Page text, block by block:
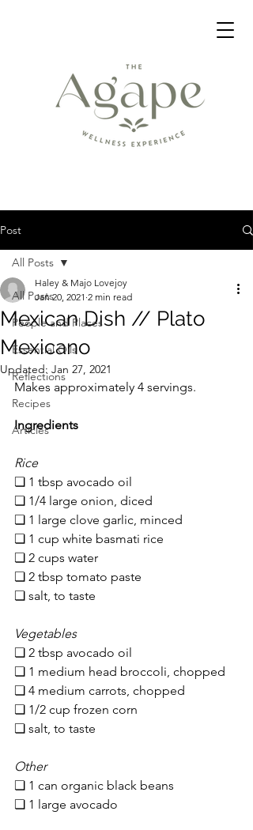
Post
All Posts
People and Places
Essential Oils
Reflections
Recipes
Articles
All Posts
Mexican Dish // Plato
Mexicano
Haley & Majo Lovejoy
Jan 20, 2021 2 min read
Updated: Jan 27, 2021
Makes approximately 4 servings.
Ingredients
Rice
❏ 1 tbsp avocado oil
❏ 1/4 large onion, diced
❏ 1 large clove garlic, minced
❏ 1 cup white basmati rice
❏ 2 cups water
❏ 2 tbsp tomato paste
❏ salt, to taste
Vegetables
❏ 2 tbsp avocado oil
❏ 1 medium head broccoli, chopped
❏ 4 medium carrots, chopped
❏ 1/2 cup frozen corn
❏ salt, to taste
Other
❏ 1 can organic black beans
❏ 1 large avocado